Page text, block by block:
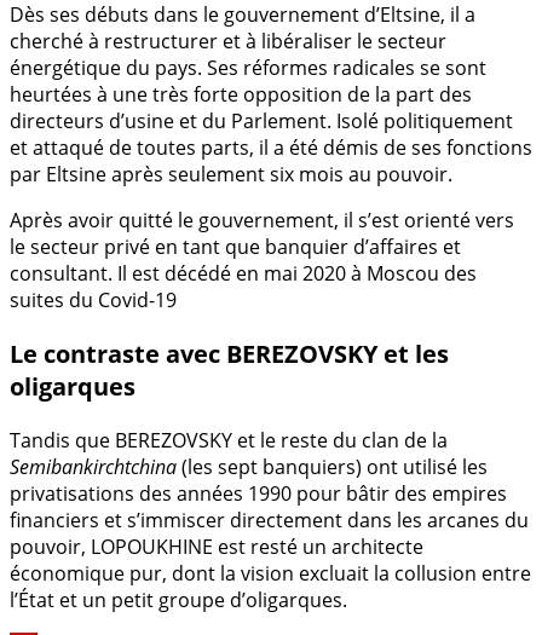
Dès ses débuts dans le gouvernement d’Eltsine, il a
cherché à restructurer et à libéraliser le secteur
énergétique du pays. Ses réformes radicales se sont
heurtées à une très forte opposition de la part des
directeurs d’usine et du Parlement. Isolé politiquement
et attaqué de toutes parts, il a été démis de ses fonctions
par Eltsine après seulement six mois au pouvoir.
Après avoir quitté le gouvernement, il s’est orienté vers
le secteur privé en tant que banquier d’affaires et
consultant. Il est décédé en mai 2020 à Moscou des
suites du Covid-19
Le contraste avec BEREZOVSKY et les
oligarques
Tandis que BEREZOVSKY et le reste du clan de la
Semibankirchtchina(les sept banquiers) ont utilisé les
privatisations des années 1990 pour bâtir des empires
financiers et s’immiscer directement dans les arcanes du
pouvoir, LOPOUKHINE est resté un architecte
économique pur, dont la vision excluait la collusion entre
l’État et un petit groupe d’oligarques.